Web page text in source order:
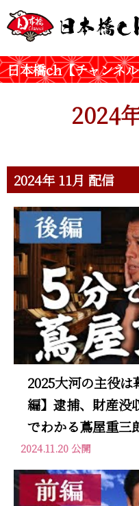
日本橋ch【チャンネ
2024
2024年 11月 配信
2025大河の主役
編】逮捕、財産没
でわかる蔦屋重三
2024.11.20 公開